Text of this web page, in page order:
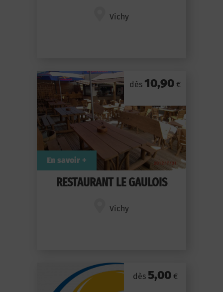
Vichy
RESTAURANT LE GAULOIS
Vichy
dès 10,90 €
En savoir +
dès 5,00€